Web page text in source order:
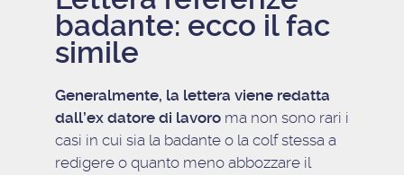
badante: ecco il fac
simile
Generalmente, la lettera viene redatta
dall’ex datore di lavoroma non sono rari i
casi in cui sia la badante o la colf stessa a
redigere o quanto meno abbozzare il